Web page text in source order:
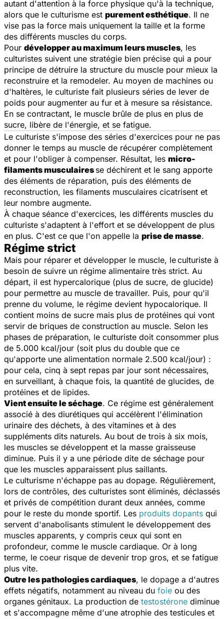
autant d'attention à la force physique qu'à la technique,
alors que le culturisme est purement esthétique. Il ne
vise pas la force mais uniquement la taille et la forme
des différents muscles du corps.
Pour développer au maximum leurs muscles, les
culturistes suivent une stratégie bien précise qui a pour
principe de détruire la structure du muscle pour mieux la
reconstruire et la remodeler. Au moyen de machines ou
d'haltères, le culturiste fait plusieurs séries de lever de
poids pour augmenter au fur et à mesure sa résistance.
En se contractant, le muscle brûle de plus en plus de
sucre, libère de l'énergie, et se fatigue.
Le culturiste s'impose des séries d'exercices pour ne pas
donner le temps au muscle de récupérer complètement
et pour l'obliger à compenser. Résultat, les micro-
filaments musculaires se déchirent et le sang apporte
des éléments de réparation, puis des éléments de
reconstruction, les filaments musculaires cicatrisent et
leur nombre augmente.
À chaque séance d'exercices, les différents muscles du
culturiste s'adaptent à l'effort et se développent de plus
en plus. C'est ce que l'on appelle la prise de masse.
Régime strict
Mais pour réparer et développer le muscle, leculturiste à
besoin de suivre un régime alimentaire très strict. Au
départ, il est hypercalorique (plus de sucre, de glucide)
pour permettre au muscle de travailler. Puis, pour qu'il
prenne du volume, le régime devient hypocalorique. Il
contient moins de sucre mais plus de protéines qui vont
servir de briques de construction au muscle. Selon les
phases de préparation, le culturiste doit consommer plus
de 5.000 kcal/jour (soit plus du double que ce
qu'apporte une alimentation normale 2.500 kcal/jour) :
pour cela, cinq à sept repas par jour sont nécessaires,
en surveillant, à chaque fois, la quantité de glucides, de
protéines et de lipides.
Vient ensuite le séchage. Ce régime est généralement
associé à des diurétiques qui accélèrent l'élimination
urinaire des déchets, à des vitamines et à des
suppléments dits naturels. Au bout de trois à six mois,
les muscles se développent et la masse graisseuse
diminue. Puis il y a une période dite de séchage pour
que les muscles apparaissent plus saillants.
Le culturisme n'échappe pas au dopage. Régulièrement,
lors de contrôles, des culturistes sont éliminés, déclassés
et privés de compétition durant deux années, comme
pour le reste du monde sportif. Les produits dopants qui
servent d'anabolisants stimulent le développement des
muscles apparents, y compris ceux qui sont en
profondeur, comme le muscle cardiaque. Or à long
terme, le coeur risque de devenir trop gros, et se fatigue
plus vite.
Outre les pathologies cardiaques, le dopage a d'autres
effets négatifs, notamment au niveau du foie ou des
organes génitaux. La production de testostérone diminue
et s'accompagne même d'une atrophie des testicules et